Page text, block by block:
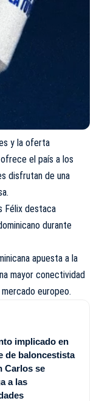
y la oferta
el país a los
disfrutan de una
Félix destaca
durante
apuesta a la
mayor conectividad
europeo.
implicado en
de baloncestista
Carlos se
a las